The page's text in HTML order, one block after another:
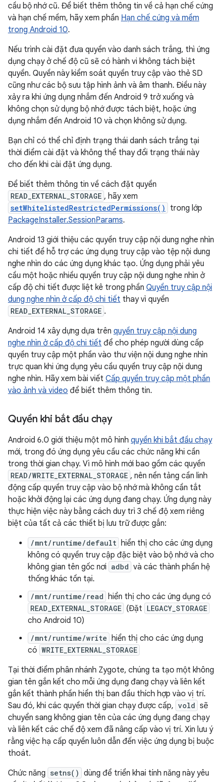
cầu bộ nhớ cũ. Để biết thêm thông tin về cả hạn chế cứng
và hạn chế mềm, hãy xem phần Hạn chế cứng và mềm
trong Android 10.
Nếu trình cài đặt đưa quyền vào danh sách trắng, thì ứng
dụng chạy ở chế độ cũ sẽ có hành vi không tách biệt
quyền. Quyền này kiểm soát quyền truy cập vào thẻ SD
cũng như các bộ sưu tập hình ảnh và âm thanh. Điều này
xảy ra khi ứng dụng nhắm đến Android 9 trở xuống và
không chọn sử dụng bộ nhớ được tách biệt, hoặc ứng
dụng nhắm đến Android 10 và chọn không sử dụng.
Bạn chỉ có thể chỉ định trạng thái danh sách trắng tại
thời điểm cài đặt và không thể thay đổi trạng thái này
cho đến khi cài đặt ứng dụng.
Để biết thêm thông tin về cách đặt quyền
READ_EXTERNAL_STORAGE , hãy xem
setWhitelistedRestrictedPermissions()
trong lớp
PackageInstaller.SessionParams.
Android 13 giới thiệu các quyền truy cập nội dung nghe nhìn
chi tiết để hỗ trợ các ứng dụng truy cập vào tệp nội dung
nghe nhìn do các ứng dụng khác tạo. Ứng dụng phải yêu
cầu một hoặc nhiều quyền truy cập nội dung nghe nhìn ở
cấp độ chi tiết được liệt kê trong phần Quyền truy cập nội
dung nghe nhìn ở cấp độ chi tiết thay vì quyền
READ_EXTERNAL_STORAGE .
Android 14 xây dựng dựa trên quyền truy cập nội dung
nghe nhìn ở cấp độ chi tiết để cho phép người dùng cấp
quyền truy cập một phần vào thư viện nội dung nghe nhìn
trực quan khi ứng dụng yêu cầu quyền truy cập nội dung
nghe nhìn. Hãy xem bài viết Cấp quyền truy cập một phần
vào ảnh và video để biết thêm thông tin.
Quyền khi bắt đầu chạy
Android 6.0 giới thiệu một mô hình quyền khi bắt đầu chạy
mới, trong đó ứng dụng yêu cầu các chức năng khi cần
trong thời gian chạy. Vì mô hình mới bao gồm các quyền
READ/WRITE_EXTERNAL_STORAGE , nên nền tảng cần linh
động cấp quyền truy cập vào bộ nhớ mà không cần tắt
hoặc khởi động lại các ứng dụng đang chạy. Ứng dụng này
thực hiện việc này bằng cách duy trì 3 chế độ xem riêng
biệt của tất cả các thiết bị lưu trữ được gắn:
/mnt/runtime/default hiển thị cho các ứng dụng
không có quyền truy cập đặc biệt vào bộ nhớ và cho
không gian tên gốc nơi adbd và các thành phần hệ
thống khác tồn tại.
/mnt/runtime/read hiển thị cho các ứng dụng có
READ_EXTERNAL_STORAGE (Đặt LEGACY_STORAGE
cho Android 10)
/mnt/runtime/write hiển thị cho các ứng dụng
có WRITE_EXTERNAL_STORAGE
Tại thời điểm phân nhánh Zygote, chúng ta tạo một không
gian tên gắn kết cho mỗi ứng dụng đang chạy và liên kết
gắn kết thành phần hiển thị ban đầu thích hợp vào vị trí.
Sau đó, khi các quyền thời gian chạy được cấp, vold sẽ
chuyển sang không gian tên của các ứng dụng đang chạy
và liên kết các chế độ xem đã nâng cấp vào vị trí. Xin lưu ý
rằng việc hạ cấp quyền luôn dẫn đến việc ứng dụng bị buộc
thoát.
Chức năng setns() dùng để triển khai tính năng này yêu